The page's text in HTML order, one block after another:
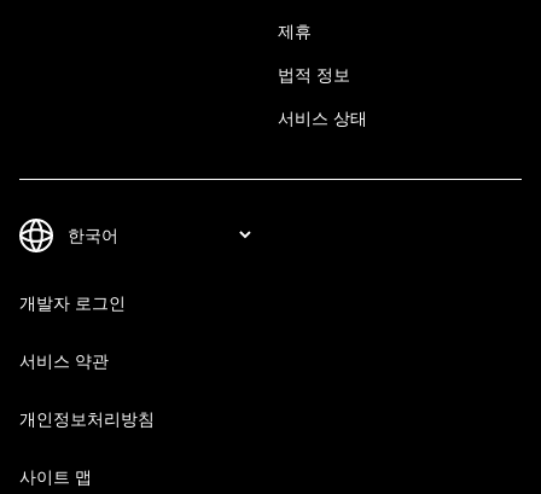
제휴
법적 정보
서비스 상태
개발자 로그인
서비스 약관
개인정보처리방침
사이트 맵